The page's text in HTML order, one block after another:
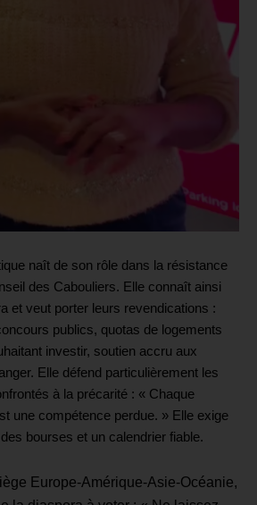
naît de son rôle dans la résistance
des Cabouliers. Elle connaît ainsi
et veut porter leurs revendications :
publics, quotas de logements
investir, soutien accru aux
Elle défend particulièrement les
à la précarité : « Chaque
une compétence perdue. » Elle exige
bourses et un calendrier fiable.
Europe-Amérique-Asie-Océanie,